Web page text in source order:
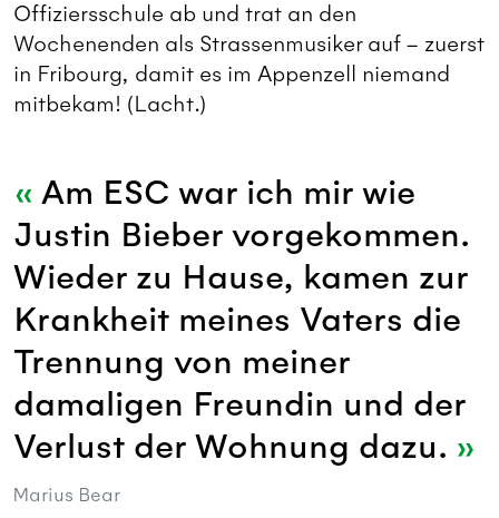
Offiziersschule ab und trat an den
Wochenenden als Strassenmusiker auf – zuerst
in Fribourg, damit es im Appenzell niemand
mitbekam! (Lacht.)
Am ESC war ich mir wie
Justin Bieber vorgekommen.
Wieder zu Hause, kamen zur
Krankheit meines Vaters die
Trennung von meiner
damaligen Freundin und der
Verlust der Wohnung dazu.
Marius Bear